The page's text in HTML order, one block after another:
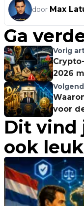
door Max
Ga
Vorig
2026
voor
Dit vind
ook leuk